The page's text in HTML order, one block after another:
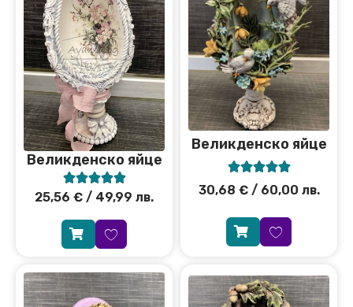
Великденско яйце

25,56 € / 49,99 лв.
Великденско яйце

30,68 €/ 60,00 лв.